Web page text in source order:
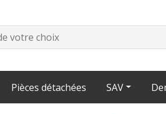
Pièces détachées SAV